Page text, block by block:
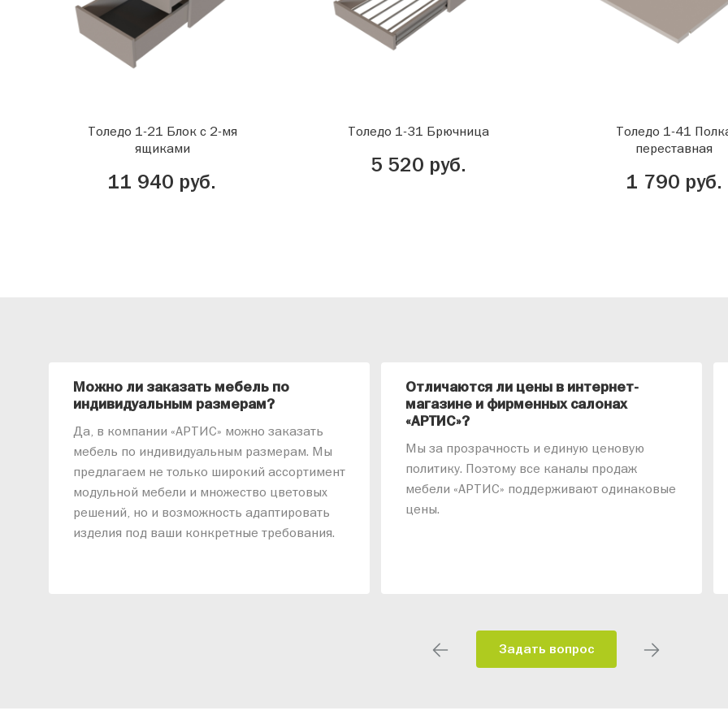
Толедо 1-21 Блок с 2-мя
ящиками
11 940 руб.
Толедо 1-31 Брючница
5 520 руб.
Толедо 1-41
переставная
1 790 руб.
Можно ли заказать мебель по
индивидуальным размерам?
Да, в компании «АРТИС» можно заказать
мебель по индивидуальным размерам. Мы
предлагаем не только широкий ассортимент
модульной мебели и множество цветовых
решений, но и возможность адаптировать
изделия под ваши конкретные требования.
Отличаются ли цены в интернет-
магазине и фирменных салонах
«АРТИС»?
Мы за прозрачность и единую ценовую
политику. Поэтому все каналы продаж
мебели «АРТИС» поддерживают одинаковые
цены.
Задать вопрос